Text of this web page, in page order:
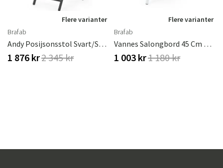
Flere varianter
Brafab
Andy Posijsonsstol Svart/Svart
1 876 kr2 345 kr
Flere varianter
Brafab
Vannes Salongbord 45 Cm Hvit Brafab
1 003 kr1 180 kr